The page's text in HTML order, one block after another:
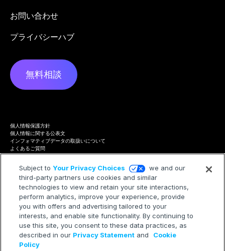
お問い合わせ
プライバシーハブ
無料相談
個人情報保護方針
個人情報に関する公表文
インフォマティブデータの取扱いについて
よくあるご質問
プライバシーハブ
Cookie Policy
Trademarks
Modern Slavery Statement
Your Privacy Choices
©2026 Treasure AI All rights reserved.
Subject toYour Privacy Choices
we and our
third-party partners use cookies and similar
technologies to view and retain your site interactions,
perform analytics, improve your experience, provide
you with offers and advertising tailored to your
interests, and enable site functionality. By continuing to
use this site, you consent to these data practices, as
described in our Privacy Statement and
Cookie
Policy